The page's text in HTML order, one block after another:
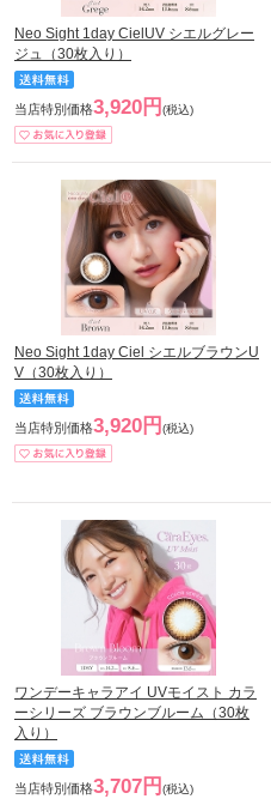
Neo Sight 1day CielUV シエルグレー
ジュ（30枚入り）
当店特別価格3,920円 (税込)
Neo Sight 1day Ciel シエルブラウンU
V（30枚入り）
当店特別価格3,920円 (税込)
ワンデーキャラアイ UVモイスト カラ
ーシリーズ ブラウンブルーム（30枚
入り）
当店特別価格3,707円 (税込)